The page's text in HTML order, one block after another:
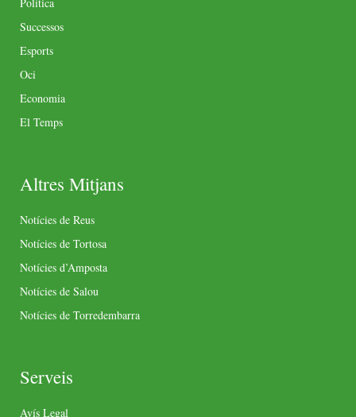
Successos
Esports
Oci
Economia
El Temps
Altres Mitjans
Notícies de Reus
Notícies de Tortosa
Notícies d’Amposta
Notícies de Salou
Notícies de Torredembarra
Serveis
Avís Legal